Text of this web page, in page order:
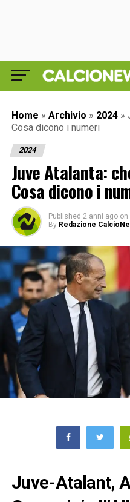
Home » Archivio » 2024 »
Cosa dicono i numeri
2024
Juve Atalanta:
Cosa dicono i
Published 2 anni ago on
By Redazione
Juve-Atalant,